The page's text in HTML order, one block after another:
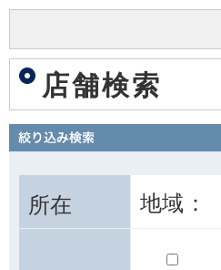
店舗検索
所在 地域：